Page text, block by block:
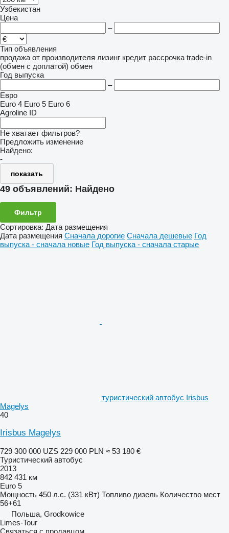
Узбекистан
Цена
–
Тип объявления
продажа от производителя лизинг кредит рассрочка trade-in
(обмен с доплатой) обмен
Год выпуска
–
Евро
Euro 4 Euro 5 Euro 6
Agroline ID
Не хватает фильтров?
Предложить изменение
Найдено:
-
показать
49 объявлений: Найдено
Фильтр
Сортировка: Дата размещения
Дата размещения Сначала дорогие Сначала дешевые Год
выпуска - сначала новые Год выпуска - сначала старые
туристический автобус Irisbus
Magelys
40
Irisbus Magelys
729 300 000 UZS 229 000 PLN ≈ 53 180 €
Туристический автобус
2013
842 431 км
Euro 5
Мощность 450 л.с. (331 кВт) Топливо дизель Количество мест
56+61
Польша, Grodkowice
Limes-Tour
Связаться с продавцом